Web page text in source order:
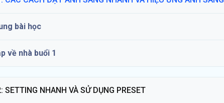
bài học
về nhà buổi 1
SETTING NHANH VÀ SỬ DỤNG PRESET